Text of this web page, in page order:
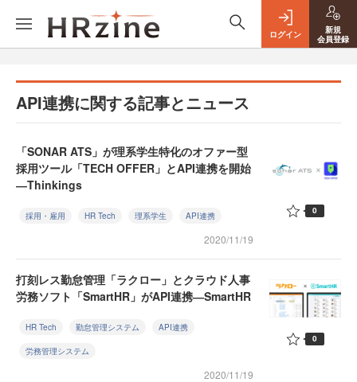
ログイン
新規
会員登録
API連携に関する記事とニュース
「SONAR ATS」が理系学生特化のオファー型
採用ツール「TECH OFFER」とAPI連携を開始
―Thinkings
採用・雇用 HR Tech 理系学生 API連携
2020/11/19
0
打刻レス勤怠管理「ラクロー」とクラウド人事
労務ソフト「SmartHR」がAPI連携―SmartHR
HR Tech 勤怠管理システム API連携
労務管理システム
2020/11/19
0